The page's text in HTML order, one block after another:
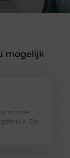
mogelijk
ruimte
De